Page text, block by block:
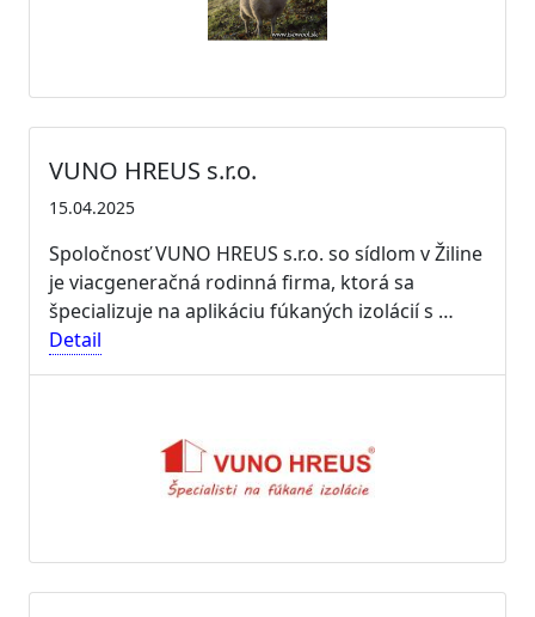
VUNO HREUS s.r.o.
15.04.2025
Spoločnosť VUNO HREUS s.r.o. so sídlom v Žiline
je viacgeneračná rodinná firma, ktorá sa
špecializuje na aplikáciu fúkaných izolácií s …
Detail